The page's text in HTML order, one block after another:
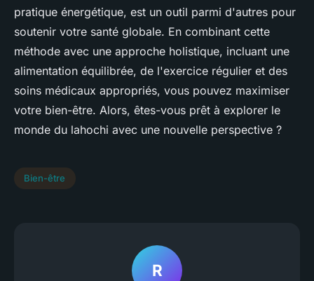
pratique énergétique, est un outil parmi d'autres pour
soutenir votre santé globale. En combinant cette
méthode avec une approche holistique, incluant une
alimentation équilibrée, de l'exercice régulier et des
soins médicaux appropriés, vous pouvez maximiser
votre bien-être. Alors, êtes-vous prêt à explorer le
monde du lahochi avec une nouvelle perspective ?
Bien-être
R